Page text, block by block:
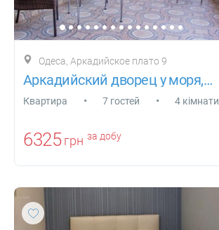
Одеса, Аркадийское плато 9
Аркадийский дворец у моря,три спальни
Квартира • 7 гостей • 4 кімнати
6325 грн за добу